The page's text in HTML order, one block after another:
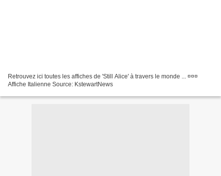
Retrouvez ici toutes les affiches de 'Still Alice' à travers le monde ... ¤¤¤
Affiche Italienne Source: KstewartNews